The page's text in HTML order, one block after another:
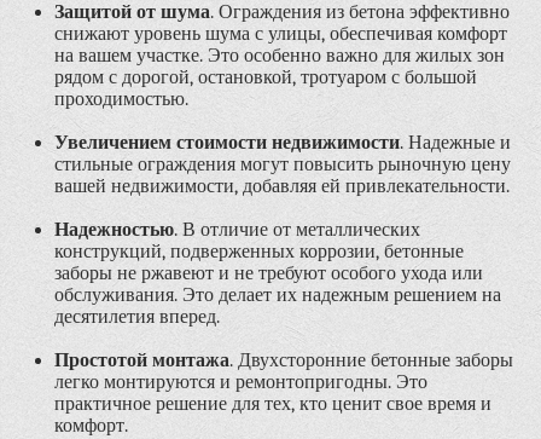
Защитой от шума. Ограждения из бетона эффективно
снижают уровень шума с улицы, обеспечивая комфорт
на вашем участке. Это особенно важно для жилых зон
рядом с дорогой, остановкой, тротуаром с большой
проходимостью.
Увеличением стоимости недвижимости. Надежные и
стильные ограждения могут повысить рыночную цену
вашей недвижимости, добавляя ей привлекательности.
Надежностью. В отличие от металлических
конструкций, подверженных коррозии, бетонные
заборы не ржавеют и не требуют особого ухода или
обслуживания. Это делает их надежным решением на
десятилетия вперед.
Простотой монтажа. Двухсторонние бетонные заборы
легко монтируются и ремонтопригодны. Это
практичное решение для тех, кто ценит свое время и
комфорт.